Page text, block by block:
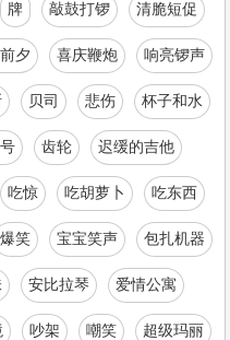
牌 敲鼓打锣 清脆短促
夕 喜庆鞭炮 响亮锣声
贝司 悲伤 杯子和水
齿轮 迟缓的吉他
吃惊 吃胡萝卜 吃东西
爆笑 宝宝笑声 包扎机器
安比拉琴 爱情公寓
吵架 嘲笑 超级玛丽